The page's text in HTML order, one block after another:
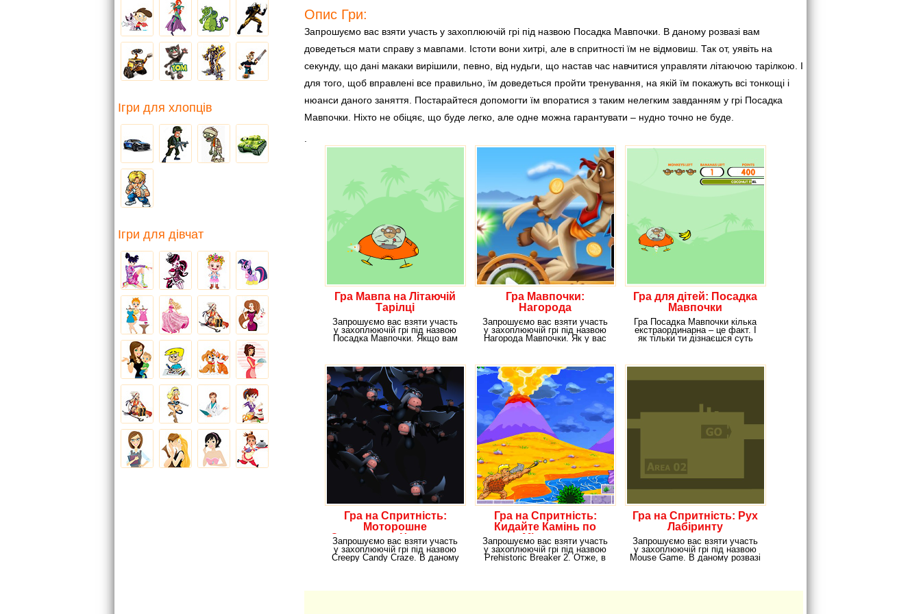
Опис Гри:
Запрошуємо вас взяти участь у захоплюючій грі під назвою Посадка Мавпочки. В даному розвазі вам
доведеться мати справу з мавпами. Істоти вони хитрі, але в спритності їм не відмовиш. Так от, уявіть на
секунду, що дані макаки вирішили, певно, від нудьги, що настав час навчитися управляти літаючою тарілкою. І
для того, щоб вправлені все правильно, їм доведеться пройти тренування, на якій їм покажуть всі тонкощі і
нюанси даного заняття. Постарайтеся допомогти їм впоратися з таким нелегким завданням у грі Посадка
Мавпочки. Ніхто не обіцяє, що буде легко, але одне можна гарантувати – нудно точно не буде.
Гра Мавпа на Літаючій
Тарілці
Запрошуємо вас взяти участь
у захоплюючій грі під назвою
Посадка Мавпочки. Якщо вам
Гра Мавпочки:
Нагорода
Запрошуємо вас взяти участь
у захоплюючій грі під назвою
Нагорода Мавпочки. Як у вас
Гра для дітей: Посадка
Мавпочки
Гра Посадка Мавпочки кілька
екстраординарна – це факт. І
як тільки ти дізнаєшся суть
Гра на Спритність:
Моторошне
Захоплення Цукерками
Запрошуємо вас взяти участь
у захоплюючій грі під назвою
Creepy Candy Craze. В даному
Гра на Спритність:
Кидайте Камінь по
Мішенях
Запрошуємо вас взяти участь
у захоплюючій грі під назвою
Prehistoric Breaker 2. Отже, в
Гра на Спритність: Рух
Лабіринту
Запрошуємо вас взяти участь
у захоплюючій грі під назвою
Mouse Game. В даному розвазі
Ігри для хлопців
Ігри для дівчат